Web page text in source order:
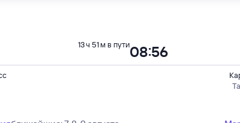
08:56
13 ч 51 м в пути